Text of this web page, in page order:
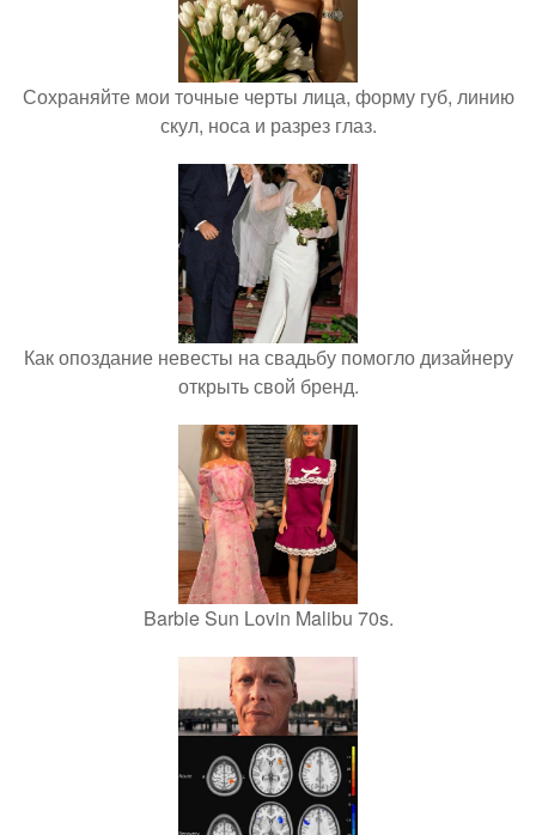
Сохраняйте мои точные черты лица, форму губ, линию
скул, носа и разрез глаз.
Как опоздание невесты на свадьбу помогло дизайнеру
открыть свой бренд.
Barbie Sun Lovin Malibu 70s.